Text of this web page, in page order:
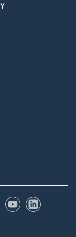
YouTubeLinkedIn